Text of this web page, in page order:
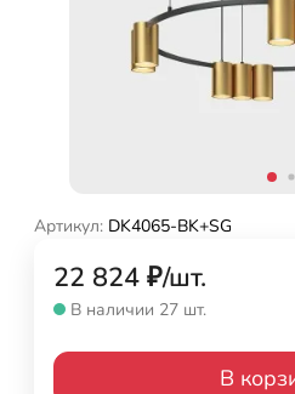
Артикул: DK4065-BK+SG
22 824 ₽/шт.
В наличии 27 шт.
В